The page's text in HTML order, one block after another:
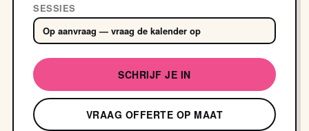
SESSIES
Op aanvraag — vraag de kalender op
SCHRIJF JE IN
VRAAG OFFERTE OP MAAT